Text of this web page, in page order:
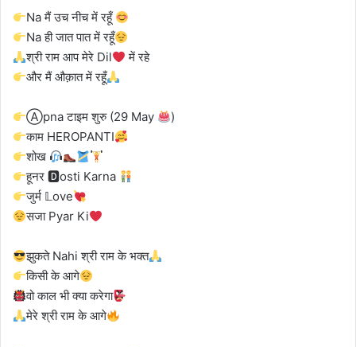
Na मैं उच नीच में रहूँ
Na ही जात पात में रहूँ
श्री राम आप मेरे Dil
में रहे
और मैं औक़ात में रहूँ
Ⓐpna टाइम शुरु (29 May
)
काम HEROPANTI
शोख
हूनर 🅳osti Karna
जुर्म 𝕃ove
सजा Pyar Ki
झुकते Nahi श्री राम के भक्त
किसी के आगे
वो काल भी क्या करेगा
मेरे श्री राम के आगे